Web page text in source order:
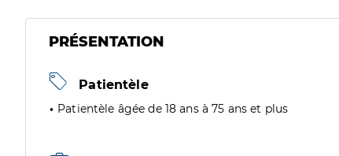
PRÉSENTATION
Patientèle
Patientèle âgée de 18 ans à 75 ans et plus